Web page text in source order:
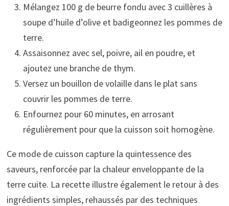
Mélangez 100 g de beurre fondu avec 3 cuillères à
soupe d’huile d’olive et badigeonnez les pommes de
terre.
Assaisonnez avec sel, poivre, ail en poudre, et
ajoutez une branche de thym.
Versez un bouillon de volaille dans le plat sans
couvrir les pommes de terre.
Enfournez pour 60 minutes, en arrosant
régulièrement pour que la cuisson soit homogène.
Ce mode de cuisson capture la quintessence des
saveurs, renforcée par la chaleur enveloppante de la
terre cuite. La recette illustre également le retour à des
ingrédients simples, rehaussés par des techniques